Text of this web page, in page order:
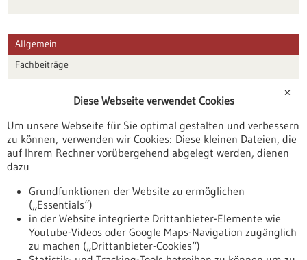
Allgemein
Fachbeiträge
Veranstaltungen
Erscheinungsdatum
✕
Diese Webseite verwendet Cookies
Um unsere Webseite für Sie optimal gestalten und verbessern
zu können, verwenden wir Cookies: Diese kleinen Dateien, die
auf Ihrem Rechner vorübergehend abgelegt werden, dienen
dazu
Grundfunktionen der Website zu ermöglichen
(„Essentials“)
in der Website integrierte Drittanbieter-Elemente wie
Youtube-Videos oder Google Maps-Navigation zugänglich
zu machen („Drittanbieter-Cookies“)